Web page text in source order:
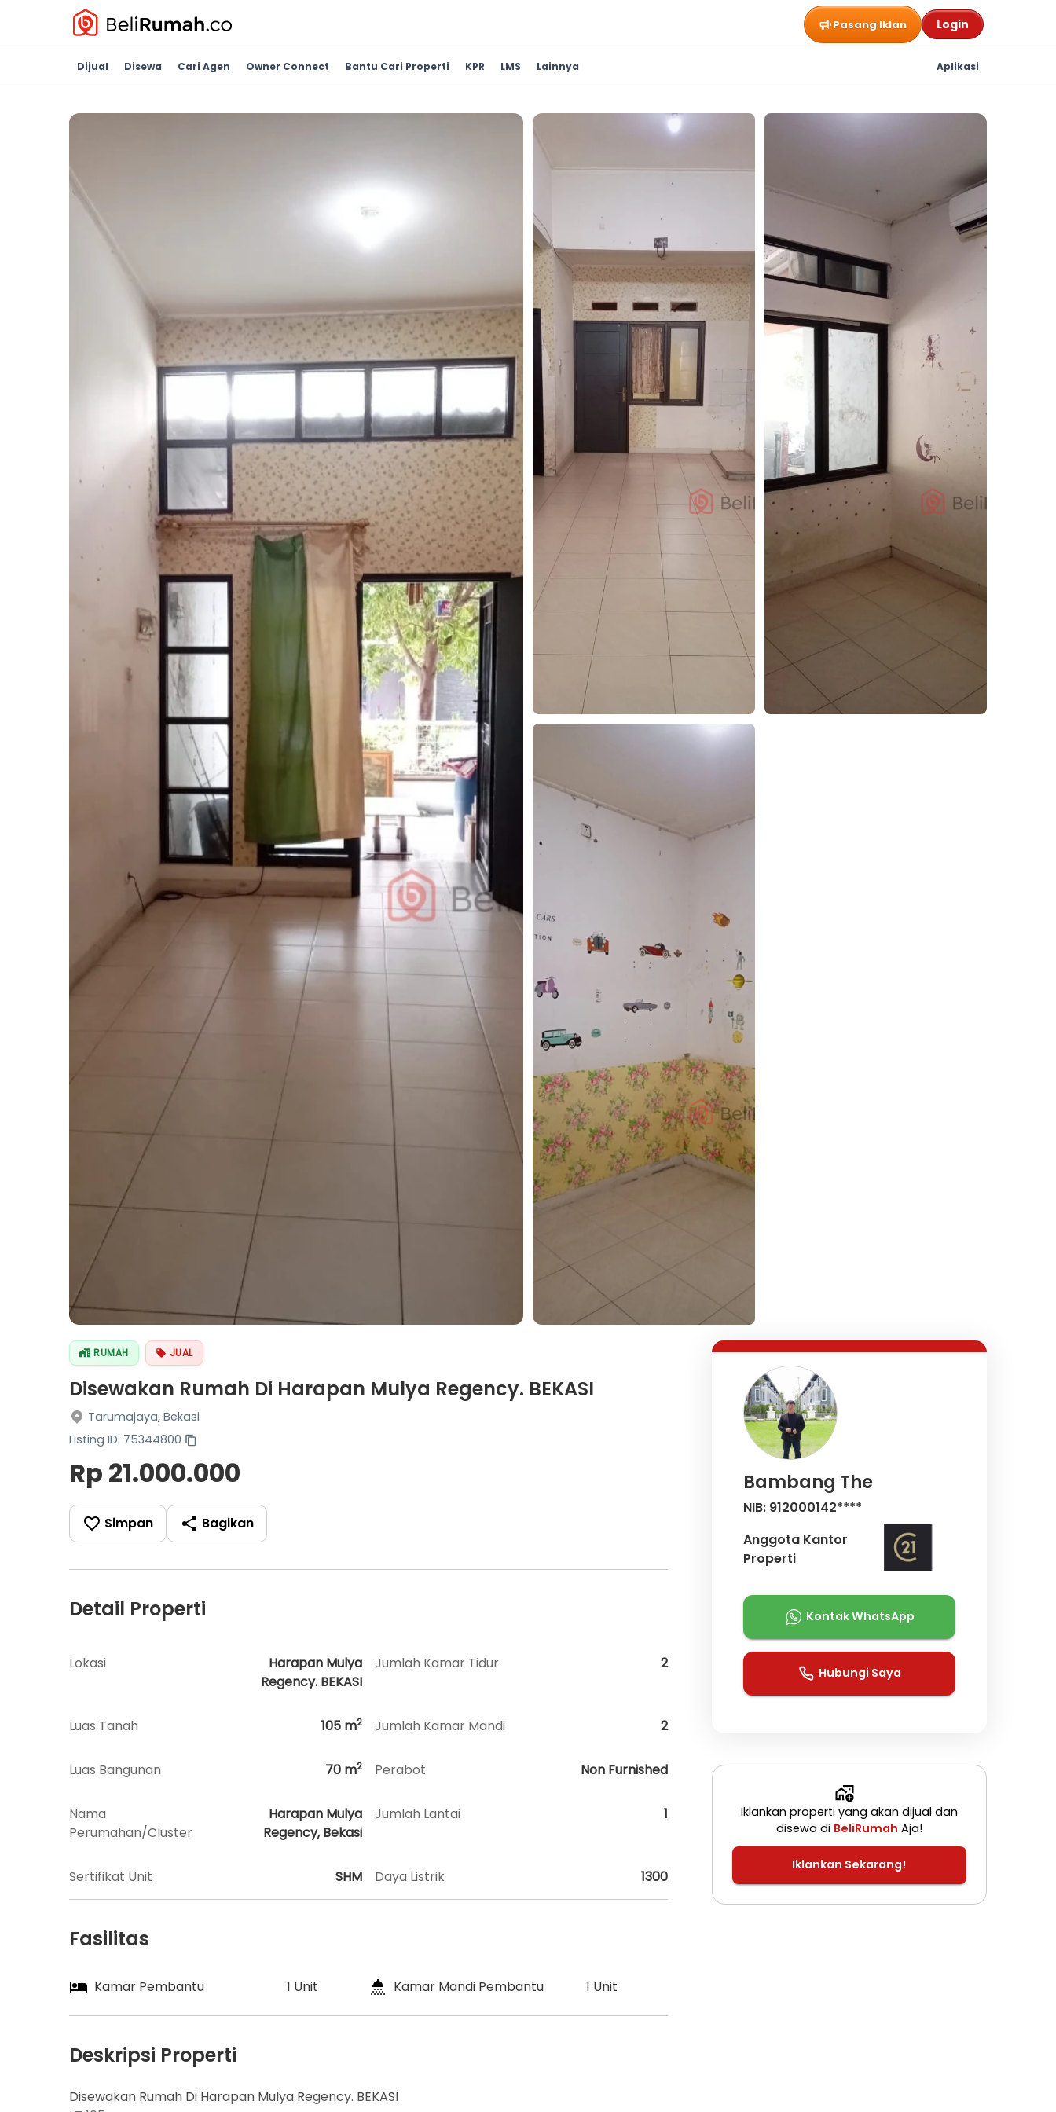
Pasang Iklan Login
Dijual Disewa Cari Agen Owner Connect Bantu Cari Properti KPR LMS Lainnya Aplikasi
RUMAH JUAL
Disewakan Rumah Di Harapan Mulya Regency. BEKASI
Tarumajaya, Bekasi
Listing ID: 75344800
Rp 21.000.000
Simpan Bagikan
Detail Properti
Lokasi
Harapan Mulya
Regency. BEKASI
Jumlah Kamar Tidur 2
Luas Tanah 105 m2 Jumlah Kamar Mandi 2
Luas Bangunan 70 m2 Perabot Non Furnished
Nama
Perumahan/Cluster
Harapan Mulya
Regency, Bekasi
Jumlah Lantai 1
Sertifikat Unit SHM Daya Listrik 1300
Fasilitas
Kamar Pembantu 1 Unit Kamar Mandi Pembantu 1 Unit
Deskripsi Properti
Disewakan Rumah Di Harapan Mulya Regency. BEKASI
Bambang The
NIB: 912000142****
Anggota Kantor
Properti
Kontak WhatsApp
Hubungi Saya
Iklankan properti yang akan dijual dan
disewa di BeliRumah Aja!
Iklankan Sekarang!